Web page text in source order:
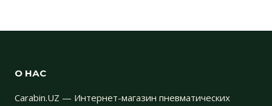
О НАС
Carabin.UZ — Интернет-магазин пневматических